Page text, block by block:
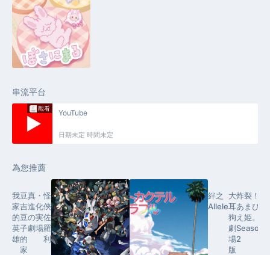
串流平台
觀看 YouTube
日期未定 時間未定
為您推薦
我
家
的
英
雄
豆
吉
豆
子
的
家
真・
進化
の実
劇場
怪
俠
佐
羅
利
絆之
Allele
大
耳
狗
劇
場
版
炸裂！
あまび
え姫。
Season
2